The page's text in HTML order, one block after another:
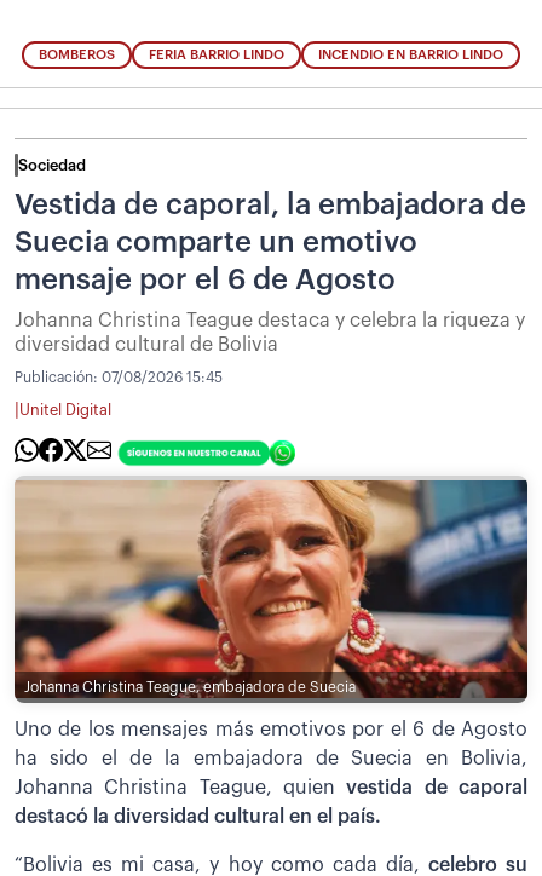
BOMBEROS FERIA BARRIO LINDO INCENDIO EN BARRIO LINDO
Sociedad
Vestida de caporal, la embajadora de
Suecia comparte un emotivo
mensaje por el 6 de Agosto
Johanna Christina Teague destaca y celebra la riqueza y
diversidad cultural de Bolivia
Publicación: 07/08/2026 15:45
Unitel Digital
Johanna Christina Teague, embajadora de Suecia
Uno de los mensajes más emotivos por el 6 de Agosto
ha sido el de la embajadora de Suecia en Bolivia,
Johanna Christina Teague, quienvestida de caporal
destacó la diversidad cultural en el país.
“Bolivia es mi casa, y hoy como cada día, celebro su